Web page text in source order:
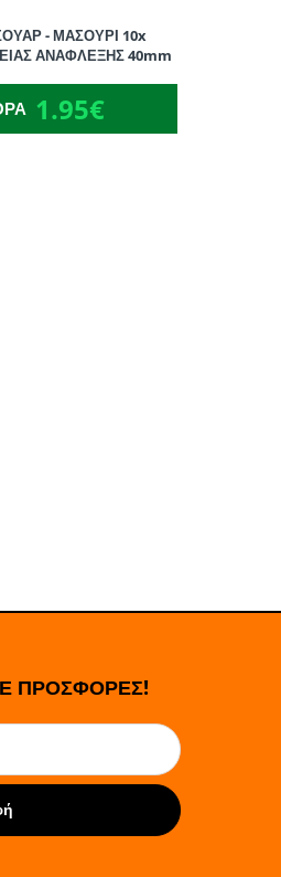
- ΜΑΣΟΥΡΙ 10x
ΑΝΑΦΛΕΞΗΣ 40mm
1.95€
ΠΡΟΣΦΟΡΕΣ!